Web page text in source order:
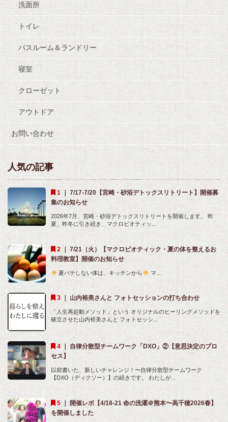
洗面所
トイレ
バスルーム＆ランドリー
寝室
クローゼット
アウトドア
お問い合わせ
人気の記事
7/17-7/20【宮崎・砂浴デトックスリトリート】開催募
集のお知らせ
2026年7月、宮崎・砂浴デトックスリトリートを開催します。 昨
夏、昨冬に引き続き、マクロビオティッ...
｜ 7/21（火）【マクロビオティック・夏の体を整えるお
料理教室】開催のお知らせ
夏バテしない体は、キッチンから マ...
山内裕美さんと フォトセッションの打ち合わせ
「人生再起動メソッド」という オリジナルのヒーリングメソッドを
確立させた山内裕美さんと フォトセッシ...
自律分散型チームワーク「DXO」②【意思決定のプロ
セス】
以前書いた、新しいチャレンジ！〜自律分散型チームワーク
【DXO（ディクソー）】の続きです。 わたしが...
｜ 開催レポ【4/18-21 命の洗濯＠熊本〜高千穂2026春】
を開催しました